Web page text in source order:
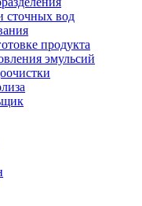
сточных вод
продукта
эмульсий